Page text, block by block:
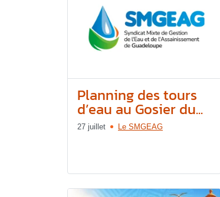
Planning des tours
d’eau au Gosier du...
27 juillet Le SMGEAG